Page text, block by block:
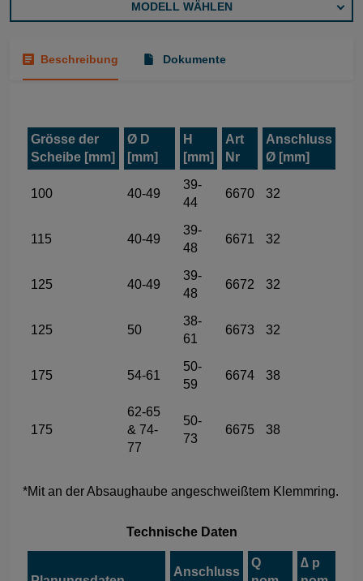
MODELL WÄHLEN
Beschreibung Dokumente
Grösse der
Scheibe [mm]
Ø D
[mm]
H
[mm]
Art
Nr
Anschluss
Ø [mm]
100 40-49
39-
44
6670 32
115 40-49
39-
48
6671 32
125 40-49
39-
48
6672 32
125 50
38-
61
6673 32
175 54-61
50-
59
6674 38
175
62-65
& 74-
77
50-
73
6675 38
*Mit an der Absaughaube angeschweißtem Klemmring.
Technische Daten
Anschluss
Q
∆ p